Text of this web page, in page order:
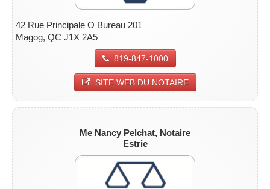
42 Rue Principale O Bureau 201
Magog, QC J1X 2A5
819-847-1000
SITE WEB DU NOTAIRE
Me Nancy Pelchat, Notaire
Estrie